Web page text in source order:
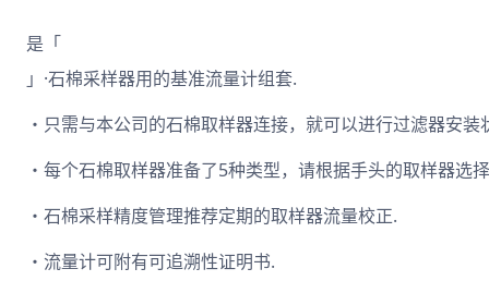
是「
」·石棉采样器用的基准流量计组套.
・只需与本公司的石棉取样器连接，就可以进行过滤器安
・每个石棉取样器准备了5种类型，请根据手头的取样器选
・石棉采样精度管理推荐定期的取样器流量校正.
・流量计可附有可追溯性证明书.